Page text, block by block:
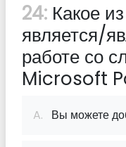
24: Какое
является/
работе со
Microsoft
A. Вы можете